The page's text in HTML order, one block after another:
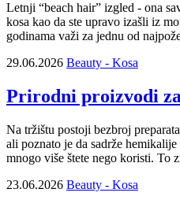
Letnji “beach hair” izgled - ona
kosa kao da ste upravo izašli iz
godinama važi za jednu od
29.06.2026 Beauty - Kosa
Prirodni proizvodi
Na tržištu postoji bezbroj
ali poznato je da sadrže
mnogo više štete nego koristi. To
23.06.2026 Beauty - Kosa